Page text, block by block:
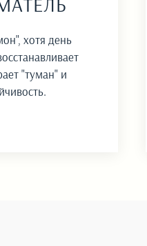
хотя день
"туман" и